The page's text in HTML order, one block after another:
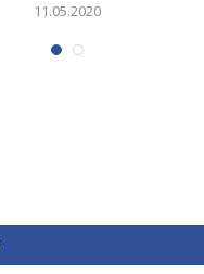
11.05.2020